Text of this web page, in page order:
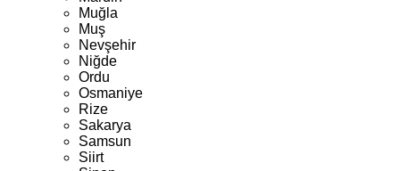
Muğla
Muş
Nevşehir
Niğde
Ordu
Osmaniye
Rize
Sakarya
Samsun
Siirt